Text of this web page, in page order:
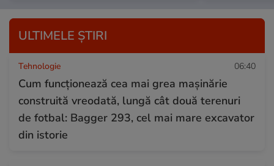
ULTIMELE ȘTIRI
Tehnologie 06:40
Cum funcționează cea mai grea mașinărie
construită vreodată, lungă cât două terenuri
de fotbal: Bagger 293, cel mai mare excavator
din istorie